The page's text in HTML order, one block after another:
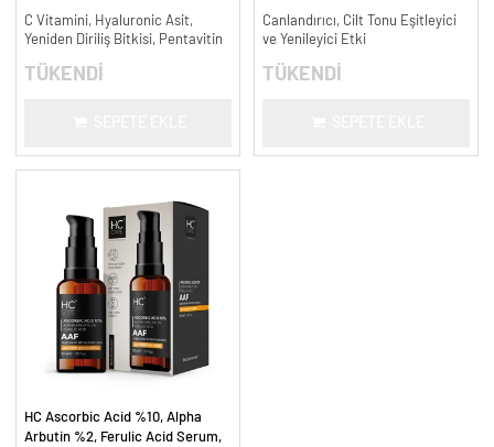
C Vitamini, Hyaluronic Asit,
Yeniden Diriliş Bitkisi, Pentavitin
TÜKENDİ
Canlandırıcı, Cilt Tonu Eşitleyici
ve Yenileyici Etki
TÜKENDİ
HC Ascorbic Acid %10, Alpha
Arbutin %2, Ferulic Acid Serum,